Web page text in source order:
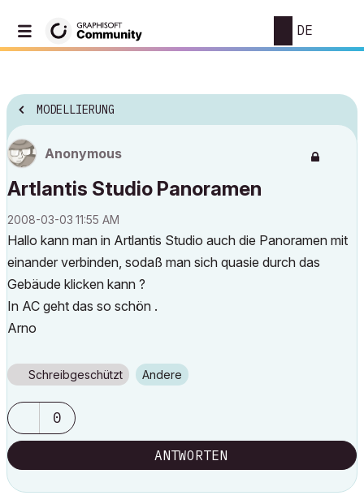
DE
MODELLIERUNG
Anonymous
Artlantis Studio Panoramen
‎2008-03-03 11:55 AM
Hallo kann man in Artlantis Studio auch die Panoramen mit
einander verbinden, sodaß man sich quasie durch das
Gebäude klicken kann ?
In AC geht das so schön .
Arno
Schreibgeschützt Andere
0
ANTWORTEN